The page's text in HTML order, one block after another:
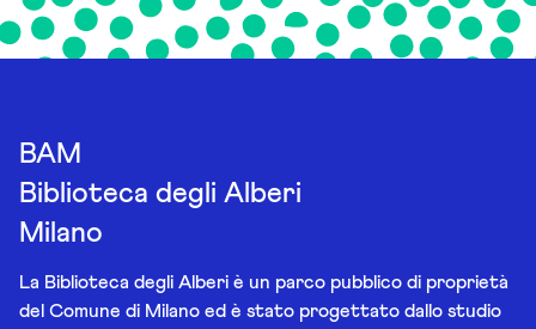
BAM
Biblioteca degli Alberi
Milano
La Biblioteca degli Alberi è un parco pubblico di proprietà
del Comune di Milano ed è stato progettato dallo studio